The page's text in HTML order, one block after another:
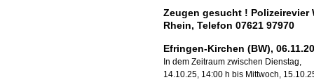
Zeugen gesucht ! Polizeirevier
Rhein, Telefon 07621 97970
Efringen-Kirchen (BW),
In dem Zeitraum zwischen Dienstag,
14.10.25, 14:00 h bis Mittwoch,